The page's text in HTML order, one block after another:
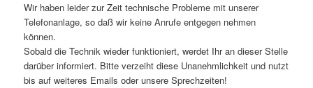
Wir haben leider zur Zeit technische Probleme mit unserer
Telefonanlage, so daß wir keine Anrufe entgegen nehmen
können.
Sobald die Technik wieder funktioniert, werdet Ihr an dieser Stelle
darüber informiert. Bitte verzeiht diese Unanehmlichkeit und nutzt
bis auf weiteres Emails oder unsere Sprechzeiten!